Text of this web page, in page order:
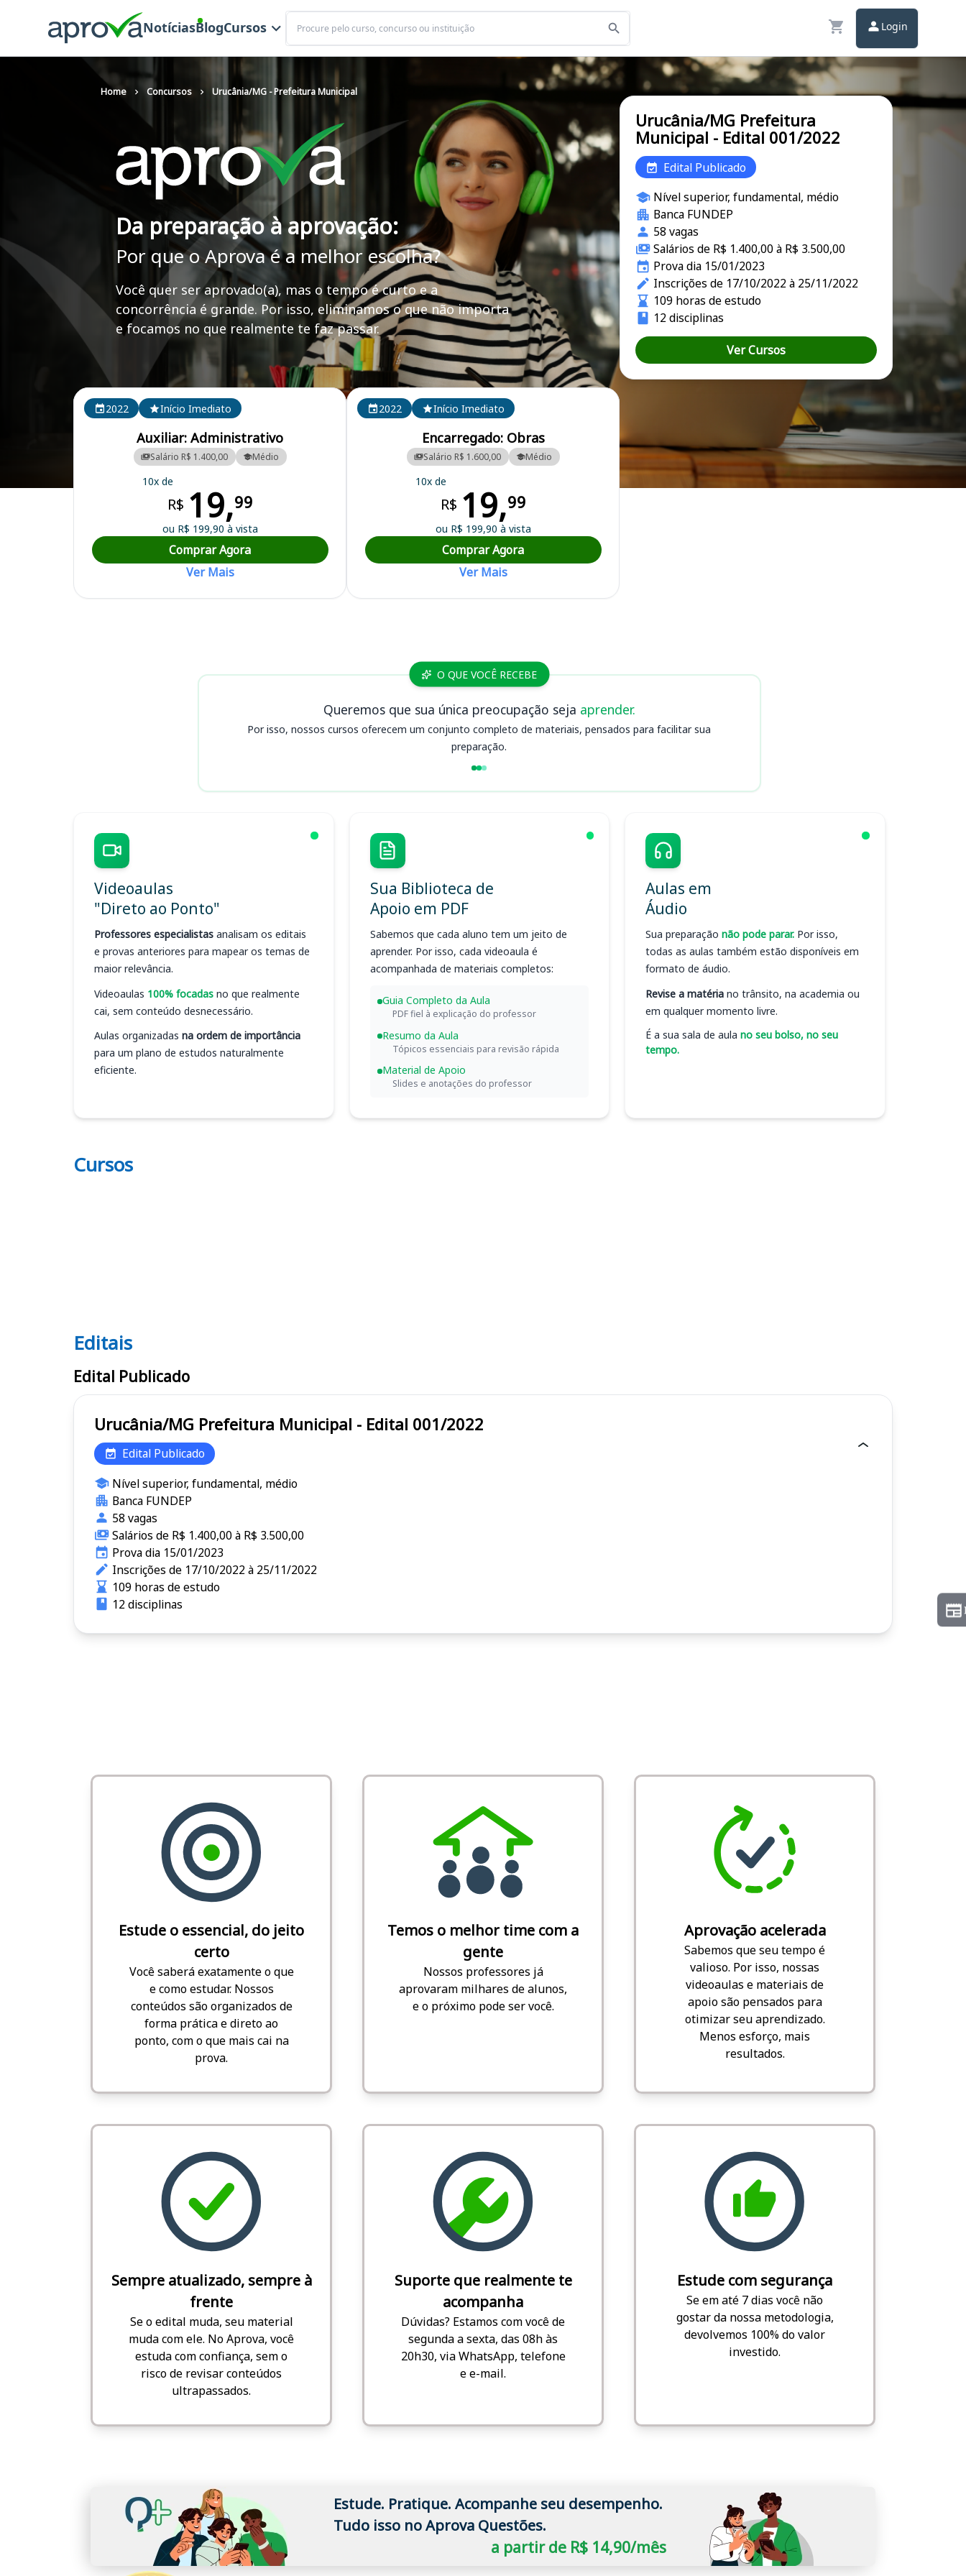
NotíciasBlogCursos
Buscar
Login
Home Concursos Urucânia/MG - Prefeitura Municipal
Da preparação à aprovação:
Por que o Aprova é a melhor escolha?
Você quer ser aprovado(a), mas o tempo é curto e a
concorrência é grande. Por isso, eliminamos o que não importa
e focamos no que realmente te faz passar.
Curso Preparatório para o Concurso Urucânia/MG - Prefeitura Municipal
Cursos em destaque para passar no concurso
2022
Início Imediato
Auxiliar: Administrativo
Salário R$ 1.400,00 Médio
10x de
R$ 19,99
ou R$ 199,90 à vista
Comprar Agora
Ver Mais
2022 Início Imediato
Encarregado: Obras
Salário R$ 1.600,00 Médio
10x de
R$ 19,99
ou R$ 199,90 à vista
Comprar Agora
Ver Mais
Urucânia/MG Prefeitura
Municipal - Edital 001/2022
Edital Publicado
Nível superior, fundamental, médio
Banca FUNDEP
58 vagas
Salários de R$ 1.400,00 à R$ 3.500,00
Prova dia 15/01/2023
Inscrições de 17/10/2022 à 25/11/2022
109 horas de estudo
12 disciplinas
Ver Cursos
O QUE VOCÊ RECEBE
Queremos que sua única preocupação seja aprender.
Por isso, nossos cursos oferecem um conjunto completo de materiais, pensados para facilitar sua
preparação.
Videoaulas
"Direto ao Ponto"
Professores especialistas analisam os editais
e provas anteriores para mapear os temas de
maior relevância.
Videoaulas 100% focadas no que realmente
cai, sem conteúdo desnecessário.
Aulas organizadas na ordem de importância
para um plano de estudos naturalmente
eficiente.
Sua Biblioteca de
Apoio em PDF
Sabemos que cada aluno tem um jeito de
aprender. Por isso, cada videoaula é
acompanhada de materiais completos:
Guia Completo da Aula
PDF fiel à explicação do professor
Resumo da Aula
Tópicos essenciais para revisão rápida
Material de Apoio
Slides e anotações do professor
Aulas em
Áudio
Sua preparação não pode parar. Por isso,
todas as aulas também estão disponíveis em
formato de áudio.
Revise a matéria no trânsito, na academia ou
em qualquer momento livre.
É a sua sala de aula no seu bolso, no seu
tempo.
Cursos
Editais
Editais
Edital Publicado
Urucânia/MG Prefeitura Municipal - Edital 001/2022
Edital Publicado
Nível superior, fundamental, médio
Banca FUNDEP
58 vagas
Salários de R$ 1.400,00 à R$ 3.500,00
Prova dia 15/01/2023
Inscrições de 17/10/2022 à 25/11/2022
109 horas de estudo
12 disciplinas
Estude o essencial, do jeito
certo
Você saberá exatamente o que
e como estudar. Nossos
conteúdos são organizados de
forma prática e direto ao
ponto, com o que mais cai na
prova.
Temos o melhor time com a
gente
Nossos professores já
aprovaram milhares de alunos,
e o próximo pode ser você.
Aprovação acelerada
Sabemos que seu tempo é
valioso. Por isso, nossas
videoaulas e materiais de
apoio são pensados para
otimizar seu aprendizado.
Menos esforço, mais
resultados.
Sempre atualizado, sempre à
frente
Se o edital muda, seu material
muda com ele. No Aprova, você
estuda com confiança, sem o
risco de revisar conteúdos
ultrapassados.
Suporte que realmente te
acompanha
Dúvidas? Estamos com você de
segunda a sexta, das 08h às
20h30, via WhatsApp, telefone
e e-mail.
Estude com segurança
Se em até 7 dias você não
gostar da nossa metodologia,
devolvemos 100% do valor
investido.
Estude. Pratique. Acompanhe seu desempenho.
Tudo isso no Aprova Questões.
a partir de R$ 14,90/mês